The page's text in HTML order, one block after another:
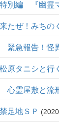
別編 『幽霊
たぜ！みちの
緊急報告！怪
タニシと行
霊屋敷と流
足地ＳＰ 2020